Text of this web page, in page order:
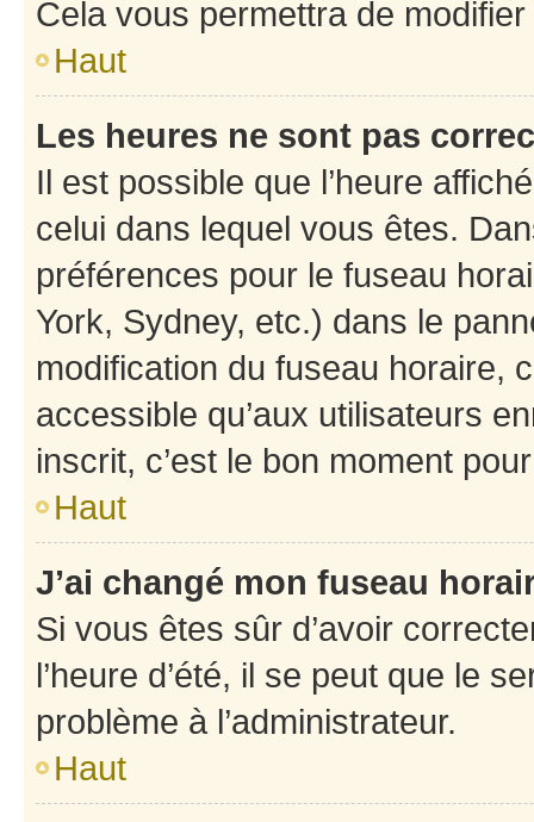
Cela vous permettra de
Haut
Les heures ne sont pas
Il est possible que l’heure
celui dans lequel vous êtes.
préférences pour le fuseau
York, Sydney, etc.) dans le
modification du fuseau horaire,
accessible qu’aux utilisateurs
inscrit, c’est le bon moment
Haut
J’ai changé mon fuseau
Si vous êtes sûr d’avoir
l’heure d’été, il se peut que le
problème à l’administrateur.
Haut